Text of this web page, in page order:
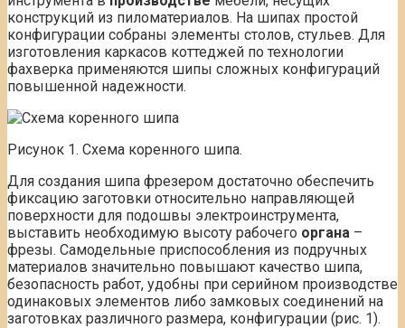
конструкций из пиломатериалов. На шипах простой
конфигурации собраны элементы столов, стульев. Для
изготовления каркасов коттеджей по технологии
фахверка применяются шипы сложных конфигураций
повышенной надежности.
Рисунок 1. Схема коренного шипа.
Для создания шипа фрезером достаточно обеспечить
фиксацию заготовки относительно направляющей
поверхности для подошвы электроинструмента,
выставить необходимую высоту рабочего органа –
фрезы. Самодельные приспособления из подручных
материалов значительно повышают качество шипа,
безопасность работ, удобны при серийном производстве
одинаковых элементов либо замковых соединений на
заготовках различного размера, конфигурации (рис. 1).